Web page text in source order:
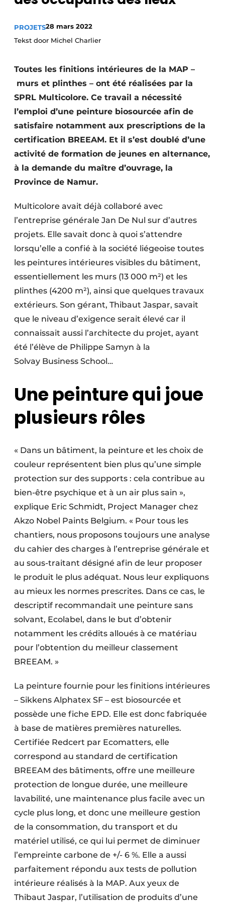
Video’s
Contrôle d’accès
Éclairage
Fondations
Façades
Infrastructures souterraines et égouttage
Protection solaire
Rénovation
Sécurité incendie
Software
Techniques ferroviaires
Travaux ferroviaires
PROJETS28 mars 2022
Tekst door Michel Charlier
Toutes les finitions intérieures de la MAP –
murs et plinthes – ont été réalisées par la
SPRL Multicolore. Ce travail a nécessité
l’emploi d’une peinture biosourcée afin de
satisfaire notamment aux prescriptions de la
certification BREEAM. Et il s’est doublé d’une
activité de formation de jeunes en alternance,
à la demande du maître d’ouvrage, la
Province de Namur.
Multicolore avait déjà collaboré avec
l’entreprise générale Jan De Nul sur d’autres
projets. Elle savait donc à quoi s’attendre
lorsqu’elle a confié à la société liégeoise toutes
les peintures intérieures visibles du bâtiment,
essentiellement les murs (13 000 m²) et les
plinthes (4200 m²), ainsi que quelques travaux
extérieurs. Son gérant, Thibaut Jaspar, savait
que le niveau d’exigence serait élevé car il
connaissait aussi l’architecte du projet, ayant
été l’élève de Philippe Samyn à la
Solvay Business School…
Une peinture qui joue
plusieurs rôles
« Dans un bâtiment, la peinture et les choix de
couleur représentent bien plus qu’une simple
protection sur des supports : cela contribue au
bien-être psychique et à un air plus sain »,
explique Eric Schmidt, Project Manager chez
Akzo Nobel Paints Belgium. « Pour tous les
chantiers, nous proposons toujours une analyse
du cahier des charges à l’entreprise générale et
au sous-traitant désigné afin de leur proposer
le produit le plus adéquat. Nous leur expliquons
au mieux les normes prescrites. Dans ce cas, le
descriptif recommandait une peinture sans
solvant, Ecolabel, dans le but d’obtenir
notamment les crédits alloués à ce matériau
pour l’obtention du meilleur classement
BREEAM. »
La peinture fournie pour les finitions intérieures
– Sikkens Alphatex SF – est biosourcée et
possède une fiche EPD. Elle est donc fabriquée
à base de matières premières naturelles.
Certifiée Redcert par Ecomatters, elle
correspond au standard de certification
BREEAM des bâtiments, offre une meilleure
protection de longue durée, une meilleure
lavabilité, une maintenance plus facile avec un
cycle plus long, et donc une meilleure gestion
de la consommation, du transport et du
matériel utilisé, ce qui lui permet de diminuer
l’empreinte carbone de +/- 6 %. Elle a aussi
parfaitement répondu aux tests de pollution
intérieure réalisés à la MAP. Aux yeux de
Thibaut Jaspar, l’utilisation de produits d’une